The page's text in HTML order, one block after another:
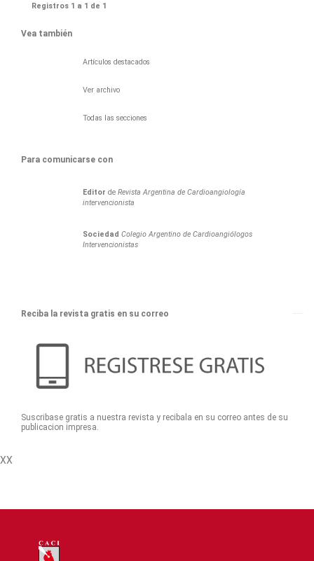
Registros 1 a 1 de 1
Vea también
Artículos destacados
Ver archivo
Todas las secciones
Para comunicarse con
Editor deRevista Argentina de Cardioangiología
intervencionista
Sociedad Colegio Argentino de Cardioangiólogos
Intervencionistas
Reciba la revista gratis en su correo
Suscribase gratis a nuestra revista y recibala en su correo antes de su
publicacion impresa.
XX